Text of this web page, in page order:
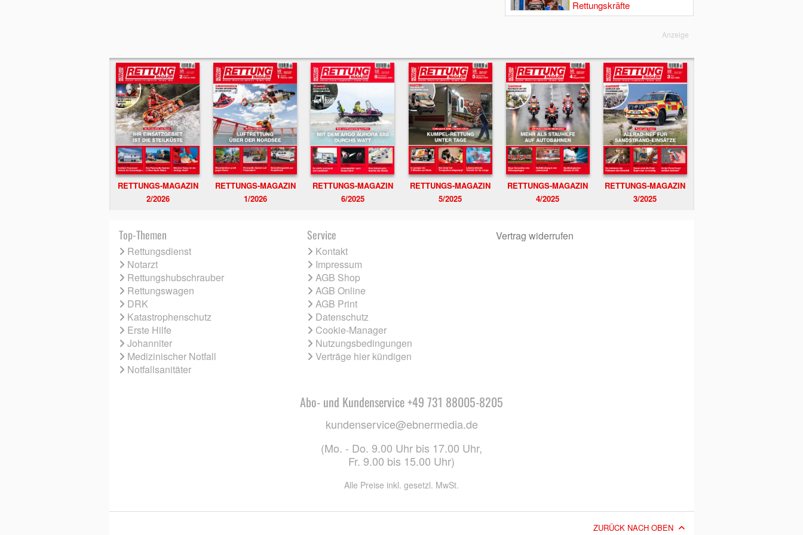
Rettungskräfte
Anzeige
RETTUNGS-MAGAZIN
2/2026
RETTUNGS-MAGAZIN
1/2026
RETTUNGS-MAGAZIN
6/2025
RETTUNGS-MAGAZIN
5/2025
RETTUNGS-MAGAZIN
4/2025
RETTUNGS-MAGAZIN
3/2025
Top-Themen
Rettungsdienst
Notarzt
Rettungshubschrauber
Rettungswagen
DRK
Katastrophenschutz
Erste Hilfe
Johanniter
Medizinischer Notfall
Notfallsanitäter
Service
Kontakt
Impressum
AGB Shop
AGB Online
AGB Print
Datenschutz
Cookie-Manager
Nutzungsbedingungen
Verträge hier kündigen
Vertrag widerrufen
Abo- und Kundenservice +49 731 88005-8205
kundenservice@ebnermedia.de
(Mo. - Do. 9.00 Uhr bis 17.00 Uhr,
Fr. 9.00 bis 15.00 Uhr)
Alle Preise inkl. gesetzl. MwSt.
ZURÜCK NACH OBEN